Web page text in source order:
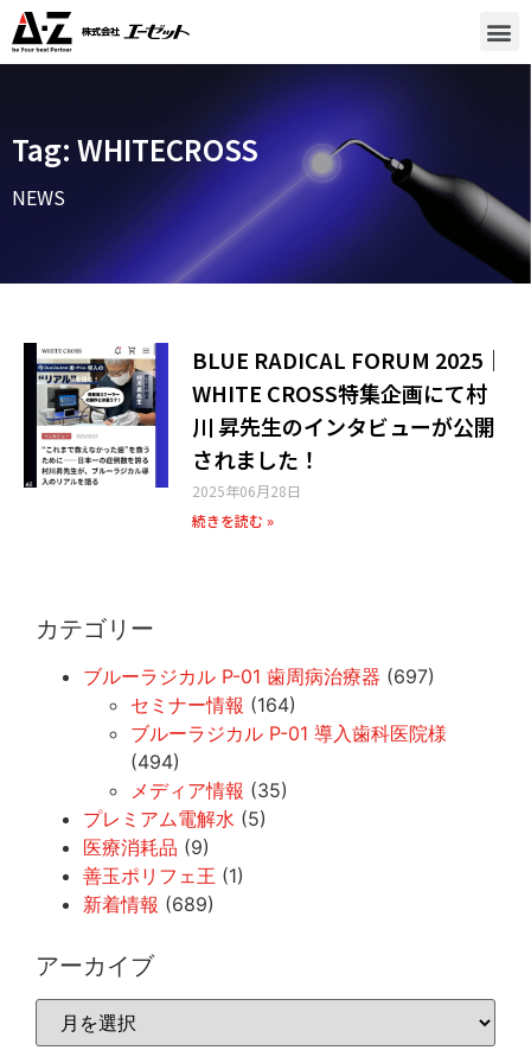
Tag: WHITECROSS
NEWS
BLUE RADICAL FORUM 2025｜
WHITE CROSS特集企画にて村
川 昇先生のインタビューが公開
されました！
2025年06月28日
続きを読む »
カテゴリー
ブルーラジカル P-01 歯周病治療器 (697)
セミナー情報 (164)
ブルーラジカル P-01 導入歯科医院様
(494)
メディア情報 (35)
プレミアム電解水 (5)
医療消耗品 (9)
善玉ポリフェ王 (1)
新着情報 (689)
アーカイブ